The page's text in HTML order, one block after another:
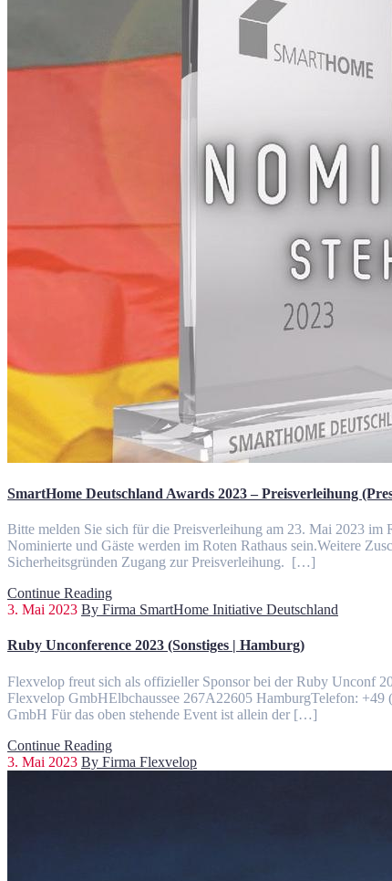
SmartHome Deutschland Awards 2023 – Preisverleihung
Bitte melden Sie sich für die Preisverleihung am 23. Mai 2023 im
Nominierte und Gäste werden im Roten Rathaus sein.Weitere
Sicherheitsgründen Zugang zur Preisverleihung. […]
Continue Reading
3. Mai 2023 By Firma SmartHome Initiative Deutschland
Ruby Unconference 2023 (Sonstiges | Hamburg)
Flexvelop freut sich als offizieller Sponsor bei der Ruby Unconf
Flexvelop GmbHElbchaussee 267A22605 HamburgTelefon:
GmbH Für das oben stehende Event ist allein der […]
Continue Reading
3. Mai 2023 By Firma Flexvelop